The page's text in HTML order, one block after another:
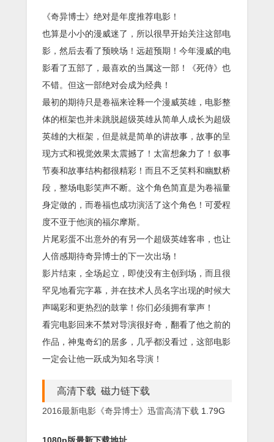
《奇异博士》绝对是年度推荐电影！
也算是小小的漫威迷了，所以很早开始关注这部电
影，然后去看了预映场！远超预期！今年漫威的电
影看了五部了，最喜欢的当属这一部！《死侍》也
不错。但这一部绝对会成为经典！
最初的期待只是卷福来诠释一个漫威英雄，电影整
体的框架也并未跳脱超级英雄从简单人成长为超级
英雄的大框架，但是就是简单的讲故事，故事的呈
现方式和视觉效果太震撼了！太富想象力了！叙事
节奏和故事结构都很精彩！而且不乏笑料和幽默桥
段，整场电影笑声不断。这个角色简直是为卷福量
身定做的，而卷福也成功演活了这个角色！可爱程
度不亚于他演的福尔摩斯。
片尾彩蛋不出意外的有另一个超级英雄客串，也让
人倍感期待奇异博士的下一次出场！
影片结束，全场起立，即使没有主创到场，而且很
罕见地看完字幕，并在技术人员名字出现的时候大
声喝彩和更热烈的鼓掌！你们必须拥有掌声！
看完电影回来不禁对导演很好奇，翻看了他之前的
作品，神鬼奇幻的居多，几乎都没看过，这部电影
一定会让他一跃成为知名导演！
高清下载 磁力链下载
2016最新电影《奇异博士》迅雷高清下载 1.79G
1080p版最新下载地址